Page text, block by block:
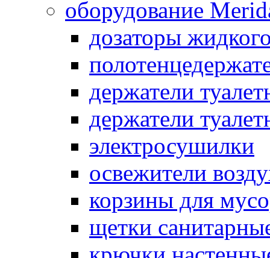
оборудование
дозаторы
держатели
держатели
электросушилки
освежители
корзины для
щетки